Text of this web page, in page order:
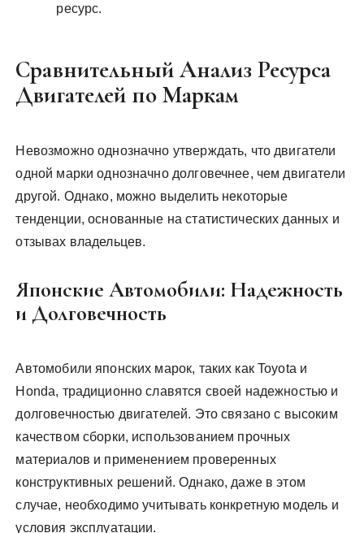
ресурс.
Сравнительный Анализ Ресурса
Двигателей по Маркам
Невозможно однозначно утверждать, что двигатели
одной марки однозначно долговечнее, чем двигатели
другой. Однако, можно выделить некоторые
тенденции, основанные на статистических данных и
отзывах владельцев.
Японские Автомобили: Надежность
и Долговечность
Автомобили японских марок, таких как Toyota и
Honda, традиционно славятся своей надежностью и
долговечностью двигателей. Это связано с высоким
качеством сборки, использованием прочных
материалов и применением проверенных
конструктивных решений. Однако, даже в этом
случае, необходимо учитывать конкретную модель и
условия эксплуатации.